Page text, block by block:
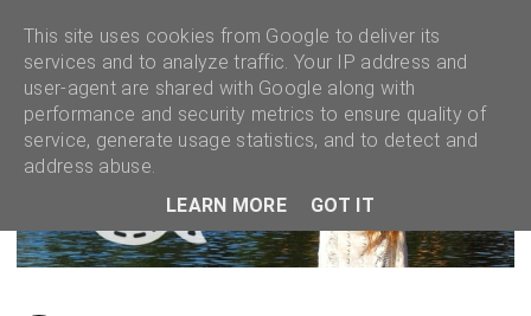
This site uses cookies from Google to deliver its
services and to analyze traffic. Your IP address and
user-agent are shared with Google along with
performance and security metrics to ensure quality of
service, generate usage statistics, and to detect and
address abuse.
LEARN MORE
GOT IT